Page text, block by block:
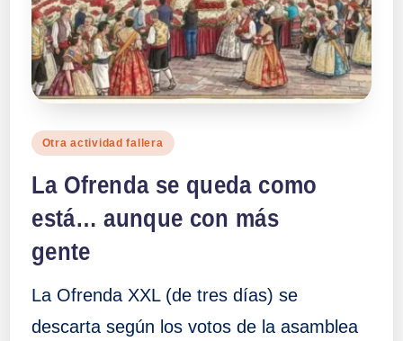
Publicado
Otra actividad fallera
La Ofrenda se queda como
está… aunque con más
gente
La Ofrenda XXL (de tres días) se
descarta según los votos de la asamblea